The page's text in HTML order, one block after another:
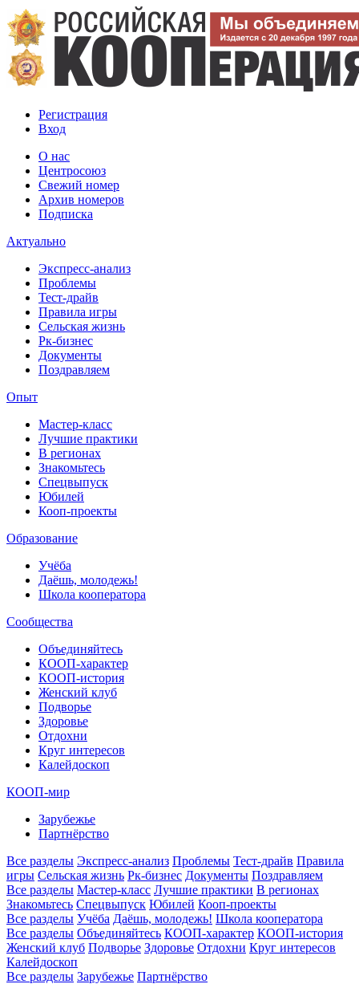
Регистрация
Вход
О нас
Центросоюз
Свежий номер
Архив номеров
Подписка
Актуально
Экспресс-анализ
Проблемы
Тест-драйв
Правила игры
Сельская жизнь
Рк-бизнес
Документы
Поздравляем
Опыт
Мастер-класс
Лучшие практики
В регионах
Знакомьтесь
Спецвыпуск
Юбилей
Кооп-проекты
Образование
Учёба
Даёшь, молодежь!
Школа кооператора
Сообщества
Объединяйтесь
КООП-характер
КООП-история
Женский клуб
Подворье
Здоровье
Отдохни
Круг интересов
Калейдоскоп
КООП-мир
Зарубежье
Партнёрство
Все разделы Экспресс-анализ Проблемы Тест-драйв Правила
игры Сельская жизнь Рк-бизнес Документы Поздравляем
Все разделы Мастер-класс Лучшие практики В регионах
Знакомьтесь Спецвыпуск Юбилей Кооп-проекты
Все разделы Учёба Даёшь, молодежь! Школа кооператора
Все разделы Объединяйтесь КООП-характер КООП-история
Женский клуб Подворье Здоровье Отдохни Круг интересов
Калейдоскоп
Все разделы Зарубежье Партнёрство